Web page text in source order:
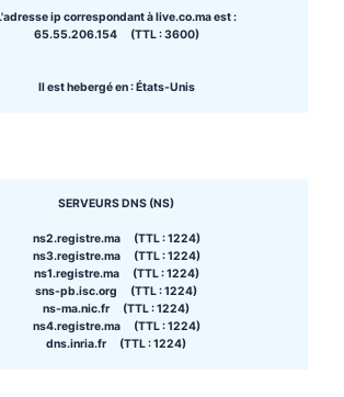
ip correspondant à live.co.ma est :
65.55.206.154 (TTL : 3600)
Il est hebergé en : États-Unis
SERVEURS DNS (NS)
ns2.registre.ma (TTL : 1224)
ns3.registre.ma (TTL : 1224)
ns1.registre.ma (TTL : 1224)
sns-pb.isc.org (TTL : 1224)
ns-ma.nic.fr (TTL : 1224)
ns4.registre.ma (TTL : 1224)
dns.inria.fr (TTL : 1224)